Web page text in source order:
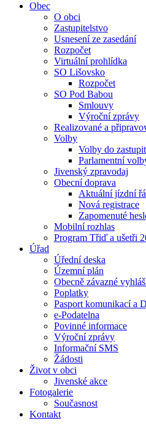
Obec
O obci
Zastupitelstvo
Usnesení ze zasedání
Rozpočet
Virtuální prohlídka
SO Lišovsko
Rozpočet
SO Pod Babou
Smlouvy
Výroční zprávy
Realizované a
Volby
Volby do
Parlamentní
Jivenský zpravodaj
Obecní doprava
Aktuální jízdní
Nová registrace
Zapomenuté
Mobilní rozhlas
Program Třiď a ušetři
Úřad
Úřední deska
Územní plán
Obecně závazné
Poplatky
Pasport komunikací a
e-Podatelna
Povinné informace
Výroční zprávy
Informační SMS
Žádosti
Život v obci
Jivenské akce
Fotogalerie
Současnost
Kontakt